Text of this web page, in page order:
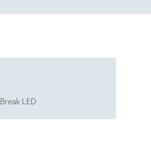
LED